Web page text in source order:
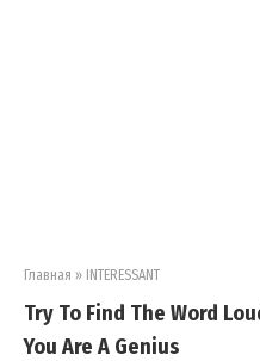
Главная » INTERESSANT
Try To Find The Word
You Are A Genius